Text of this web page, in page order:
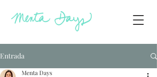
Entrada
Menta Days